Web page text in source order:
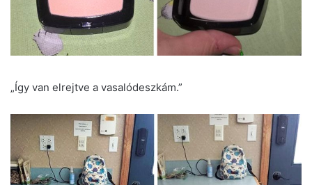
„Így van elrejtve a vasalódeszkám.”